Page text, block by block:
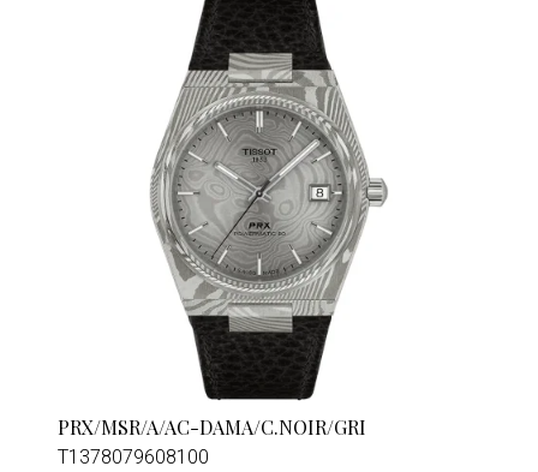
PRX/MSR/A/AC-DAMA/C.NOIR/GRI
T1378079608100